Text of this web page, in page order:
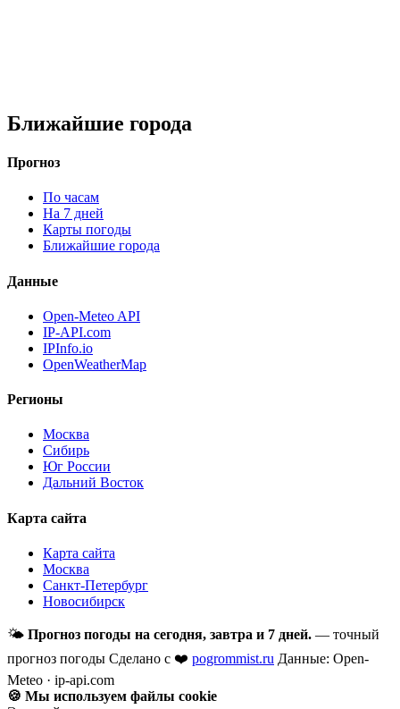
Ближайшие города
Прогноз
По часам
На 7 дней
Карты погоды
Ближайшие города
Данные
Open-Meteo API
IP-API.com
IPInfo.io
OpenWeatherMap
Регионы
Москва
Сибирь
Юг России
Дальний Восток
Карта сайта
Карта сайта
Москва
Санкт-Петербург
Новосибирск
🌤 Прогноз погоды на сегодня, завтра и 7 дней. — точный
прогноз погоды Сделано с ❤️ pogrommist.ru Данные: Open-
Meteo · ip-api.com
🍪 Мы используем файлы cookie